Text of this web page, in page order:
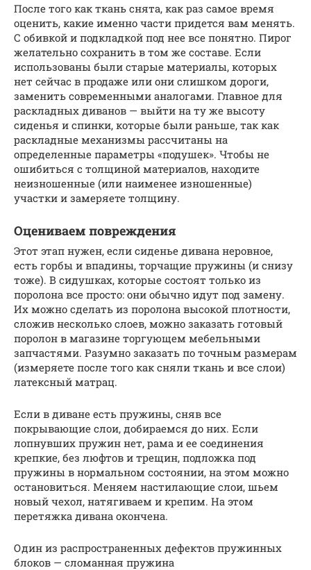
После того как ткань снята, как раз самое время
оценить, какие именно части придется вам менять.
С обивкой и подкладкой под нее все понятно. Пирог
желательно сохранить в том же составе. Если
использованы были старые материалы, которых
нет сейчас в продаже или они слишком дороги,
заменить современными аналогами. Главное для
раскладных диванов — выйти на ту же высоту
сиденья и спинки, которые были раньше, так как
раскладные механизмы рассчитаны на
определенные параметры «подушек». Чтобы не
ошибиться с толщиной материалов, находите
неизношенные (или наименее изношенные)
участки и замеряете толщину.
Оцениваем повреждения
Этот этап нужен, если сиденье дивана неровное,
есть горбы и впадины, торчащие пружины (и снизу
тоже). В сидушках, которые состоят только из
поролона все просто: они обычно идут под замену.
Их можно сделать из поролона высокой плотности,
сложив несколько слоев, можно заказать готовый
поролон в магазине торгующем мебельными
запчастями. Разумно заказать по точным размерам
(измеряете после того как сняли ткань и все слои)
латексный матрац.
Если в диване есть пружины, сняв все
покрывающие слои, добираемся до них. Если
лопнувших пружин нет, рама и ее соединения
крепкие, без люфтов и трещин, подложка под
пружины в нормальном состоянии, на этом можно
остановиться. Меняем настилающие слои, шьем
новый чехол, натягиваем и крепим. На этом
перетяжка дивана окончена.
Один из распространенных дефектов пружинных
блоков — сломанная пружина